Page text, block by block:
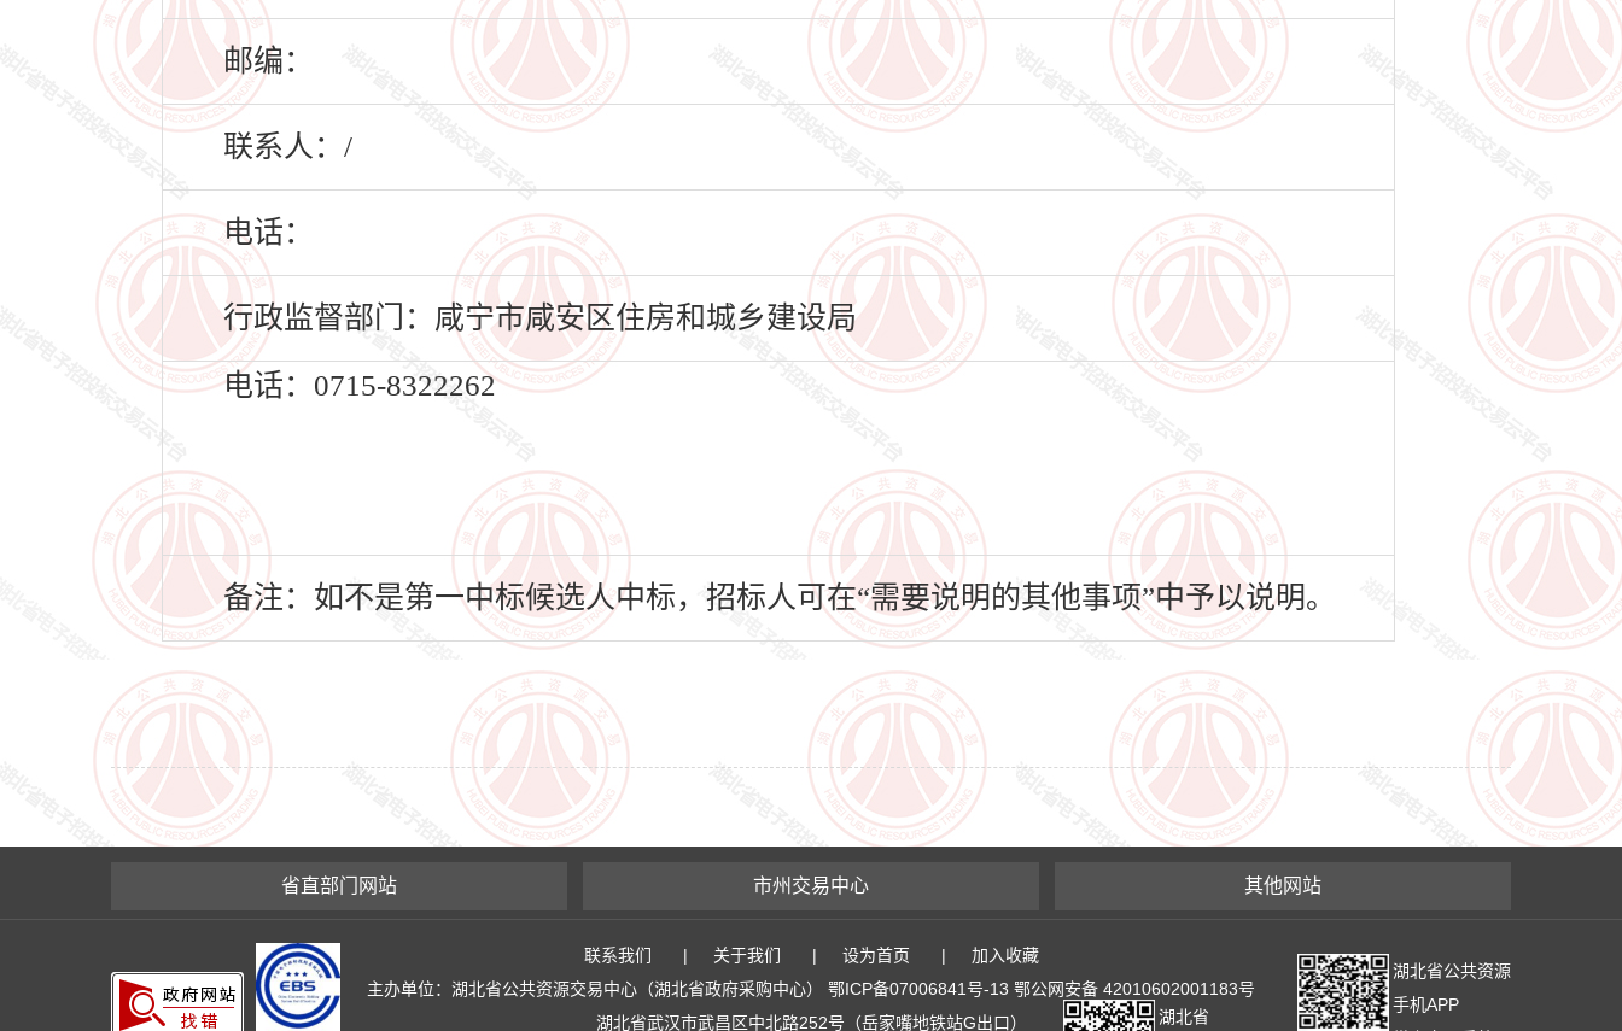
邮编：
联系人：/
电话：
行政监督部门：咸宁市咸安区住房和城乡建设局
电话：0715-8322262
备注：如不是第一中标候选人中标，招标人可在“需要说明的其他事项”中予以说明。
省直部门网站 市州交易中心 其他网站
联系我们 | 关于我们 | 设为首页 |
加入收藏
主办单位：湖北省公共资源交易中心（湖北省政府采购中心） 鄂ICP备07006841号-13 鄂公网安备 42010602001183号
湖北省武汉市武昌区中北路252号（岳家嘴地铁站G出口）
湖北省
湖北省公共资源
手机APP